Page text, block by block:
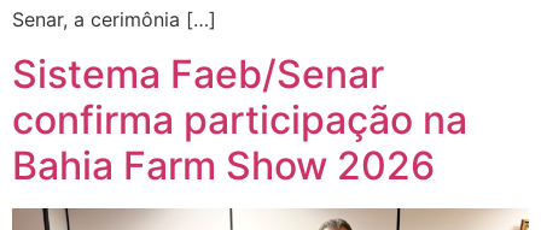
Senar, a cerimônia […]
Sistema Faeb/Senar
confirma participação na
Bahia Farm Show 2026